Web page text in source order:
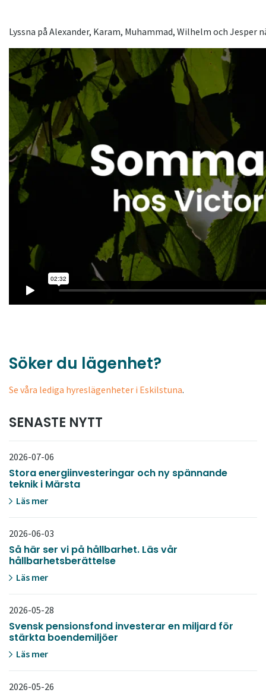
Lyssna på Alexander, Karam, Muhammad, Wilhelm och
Söker du lägenhet?
Se våra lediga hyreslägenheter i Eskilstuna.
SENASTE NYTT
2026-07-06
Stora energiinvesteringar och ny spännande
teknik i Märsta
Läs mer
2026-06-03
Så här ser vi på hållbarhet. Läs vår
hållbarhetsberättelse
Läs mer
2026-05-28
Svensk pensionsfond investerar en miljard för
stärkta boendemiljöer
Läs mer
2026-05-26